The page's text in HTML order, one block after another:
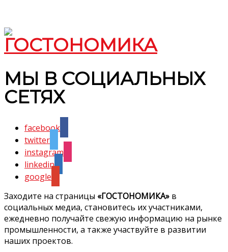
МЫ В СОЦИАЛЬНЫХ
СЕТЯХ
facebook
twitter
instagram
linkedin
google
Заходите на страницы «ГОСТОНОМИКА» в
социальных медиа, становитесь их участниками,
ежедневно получайте свежую информацию на рынке
промышленности, а также участвуйте в развитии
наших проектов.